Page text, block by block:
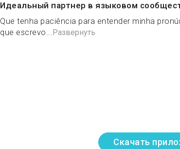
Идеальный партнер в языковом
Que tenha paciência para entender minha
que escrevo...Развернуть
Скачать